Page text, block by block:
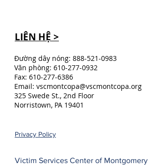
LIÊN HỆ >
Đường dây nóng: 888-521-0983
Văn phòng: 610-277-0932
Fax: 610-277-6386
Email: vscmontcopa@vscmontcopa.org
325 Swede St., 2nd Floor
Norristown, PA 19401
Privacy Policy
Victim Services Center of Montgomery